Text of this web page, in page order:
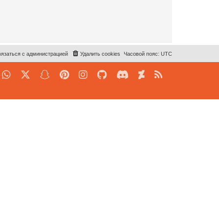
Часовой пояс: UTC
Удалить cookies
с администрацией